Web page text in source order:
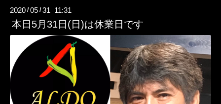
2020 /05 /31 11:31
本日5月31日(日)は休業日です